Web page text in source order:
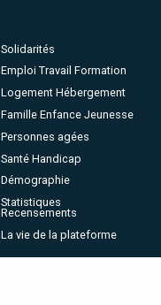
Solidarités
Emploi Travail Formation
Logement Hébergement
Famille Enfance Jeunesse
Personnes agées
Santé Handicap
Démographie
Statistiques
Recensements
La vie de la plateforme